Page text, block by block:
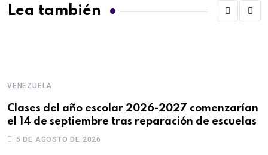
Lea también
VENEZUELA
Clases del año escolar 2026-2027 comenzarían
el 14 de septiembre tras reparación de escuelas
5 DE AGOSTO DE 2026